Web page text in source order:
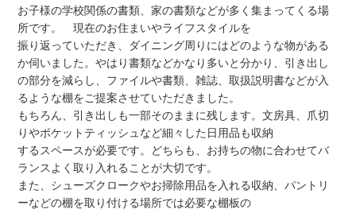
お子様の学校関係の書類、家の書類などが多く集まってくる場
所です。 現在のお住まいやライフスタイルを
振り返っていただき、ダイニング周りにはどのような物がある
か伺いました。やはり書類などかなり多いと分かり、引き出し
の部分を減らし、ファイルや書類、雑誌、取扱説明書などが入
るような棚をご提案させていただきました。
もちろん、引き出しも一部そのままに残します。文房具、爪切
りやポケットティッシュなど細々した日用品も収納
するスペースが必要です。どちらも、お持ちの物に合わせてバ
ランスよく取り入れることが大切です。
また、シューズクロークやお掃除用品を入れる収納、パントリ
ーなどの棚を取り付ける場所では必要な棚板の